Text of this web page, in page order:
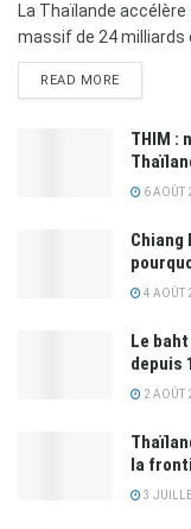
La Thaïlande
massif de 24 milliards
READ MORE
THIM :
6 AOÛT
Chiang
4 AOÛT
Le
depuis
2 AOÛT
la
3